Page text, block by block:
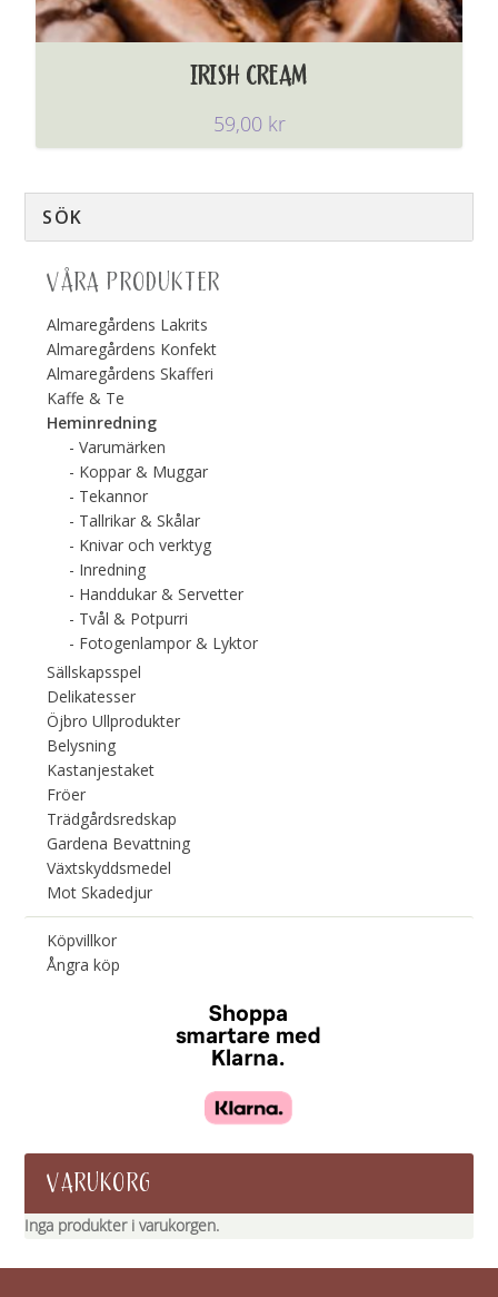
IRISH CREAM
59,00 kr
VÅRA PRODUKTER
Almaregårdens Lakrits
Almaregårdens Konfekt
Almaregårdens Skafferi
Kaffe & Te
Heminredning
Varumärken
Koppar & Muggar
Tekannor
Tallrikar & Skålar
Knivar och verktyg
Inredning
Handdukar & Servetter
Tvål & Potpurri
Fotogenlampor & Lyktor
Sällskapsspel
Delikatesser
Öjbro Ullprodukter
Belysning
Kastanjestaket
Fröer
Trädgårdsredskap
Gardena Bevattning
Växtskyddsmedel
Mot Skadedjur
Köpvillkor
Ångra köp
VARUKORG
Inga produkter i varukorgen.